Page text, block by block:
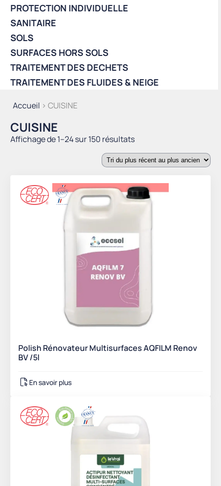
Accueil > CUISINE
CUISINE
Affichage de 1–24 sur 150 résultatsTrié
du
plus
au
plus
Polish Rénovateur Multisurfaces AQFILM Renov
BV /5l
En savoir plus
PROTECTION INDIVIDUELLE
SANITAIRE
SOLS
SURFACES HORS SOLS
TRAITEMENT DES DECHETS
TRAITEMENT DES FLUIDES & NEIGE